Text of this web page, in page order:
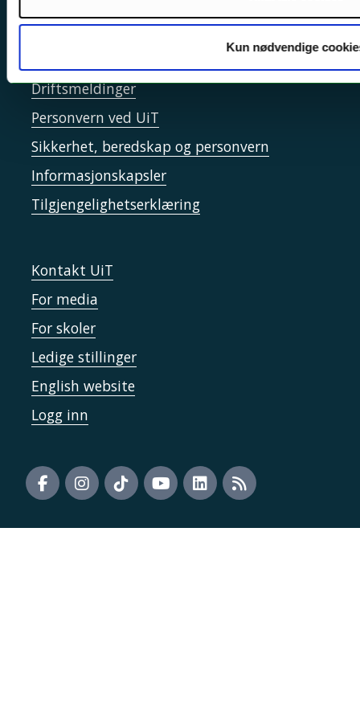
Kun nødvendige
Akutt hjelp
Driftsmeldinger
Personvern ved UiT
Sikkerhet, beredskap og personvern
Informasjonskapsler
Tilgjengelighetserklæring
Kontakt UiT
For media
For skoler
Ledige stillinger
English website
Logg inn